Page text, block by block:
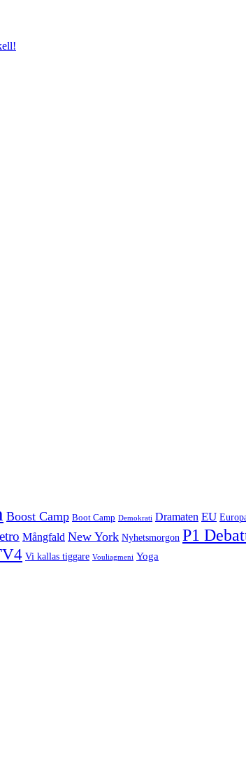
Boost Camp Boot Camp Demokrati Dramaten EU
Mångfald New York Nyhetsmorgon P1
Vi kallas tiggare Vouliagmeni Yoga